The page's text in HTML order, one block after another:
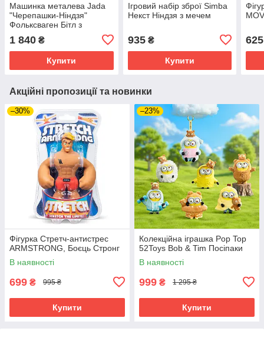
Машинка металева Jada
"Черепашки-Ніндзя"
Фольксваген Бітл з
фігуркою Мікеланджело
1 840 ₴
Купити
Ігровий набір зброї Simba
Некст Ніндзя з мечем
935₴
Купити
625
Акційні пропозиції та новинки
–30%
Фігурка Стретч-антистрес
ARMSTRONG, Боєць Стронг
В наявності
699 ₴ 995 ₴
Купити
–23%
Колекційна іграшка Pop Top
52Toys Bob & Tim Посіпаки
В наявності
999 ₴ 1 295 ₴
Купити